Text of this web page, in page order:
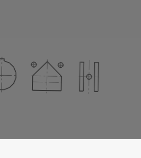
der Werkzeugkapazität